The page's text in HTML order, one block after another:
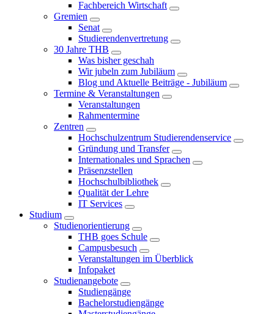
Fachbereich Wirtschaft
Gremien
Senat
Studierendenvertretung
30 Jahre THB
Was bisher geschah
Wir jubeln zum Jubiläum
Blog und Aktuelle Beiträge - Jubiläum
Termine & Veranstaltungen
Veranstaltungen
Rahmentermine
Zentren
Hochschulzentrum Studierendenservice
Gründung und Transfer
Internationales und Sprachen
Präsenzstellen
Hochschulbibliothek
Qualität der Lehre
IT Services
Studium
Studienorientierung
THB goes Schule
Campusbesuch
Veranstaltungen im Überblick
Infopaket
Studienangebote
Studiengänge
Bachelorstudiengänge